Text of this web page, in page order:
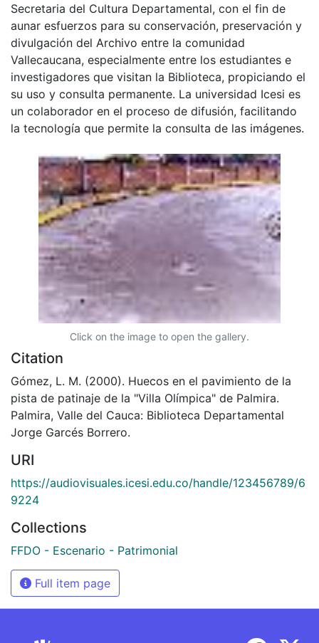
Secretaria del Cultura Departamental, con el fin de
aunar esfuerzos para su conservación, preservación y
divulgación del Archivo entre la comunidad
Vallecaucana, especialmente entre los estudiantes e
investigadores que visitan la Biblioteca, propiciando el
su uso y consulta permanente. La universidad Icesi es
un colaborador en el proceso de difusión, facilitando
la tecnología que permite la consulta de las imágenes.
Click on the image to open the gallery.
Citation
Gómez, L. M. (2000). Huecos en el pavimiento de la
pista de patinaje de la "Villa Olímpica" de Palmira.
Palmira, Valle del Cauca: Biblioteca Departamental
Jorge Garcés Borrero.
URI
https://audiovisuales.icesi.edu.co/handle/123456789/6
9224
Collections
FFDO - Escenario - Patrimonial
Full item page